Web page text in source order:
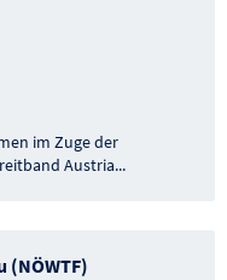
im Zuge der
Austria...
(NÖWTF)